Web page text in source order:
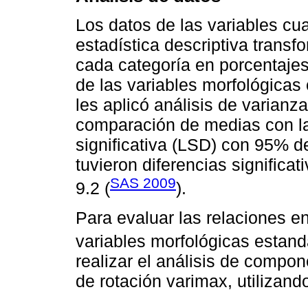
Los datos de las variables
estadística descriptiva
cada categoría en
de las variables
les aplicó análisis de
comparación de medias con
significativa (LSD) con 95%
tuvieron diferencias
9.2 (SAS 2009).
Para evaluar las relaciones
variables morfológicas
realizar el análisis de
de rotación varimax,